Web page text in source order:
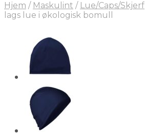
Hjem / Maskulint / Lue/Caps/Skjerf
lags lue i økologisk bomull